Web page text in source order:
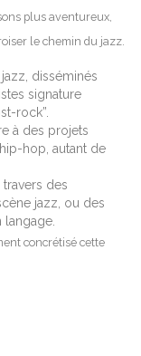
plus aventureux,
le chemin du jazz.
disséminés
signature
rock”.
à des projets
hop, autant de
travers des
jazz, ou des
concrétisé cette